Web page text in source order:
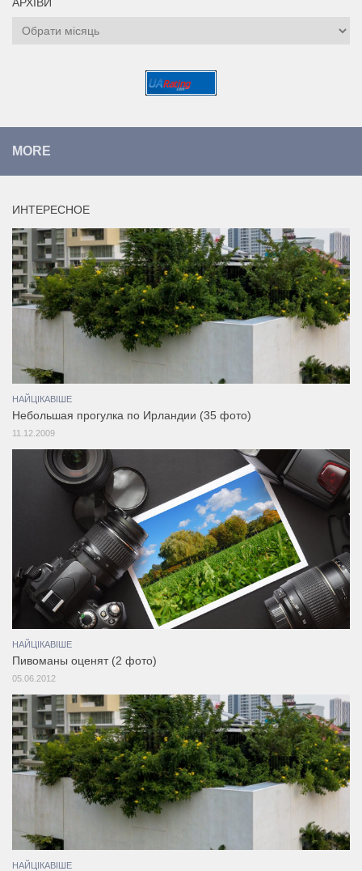
Архіви
MORE
ИНТЕРЕСНОЕ
НАЙЦІКАВІШЕ
Небольшая прогулка по Ирландии (35 фото)
11.12.2009
НАЙЦІКАВІШЕ
Пивоманы оценят (2 фото)
05.06.2012
НАЙЦІКАВІШЕ